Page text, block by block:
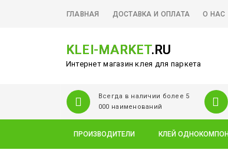
ГЛАВНАЯ ДОСТАВКА И ОПЛАТА О НАС
KLEI-MARKET.RU
Интернет магазин клея для паркета
Всегда в наличии более 5
000 наименований
ПРОИЗВОДИТЕЛИ КЛЕЙ